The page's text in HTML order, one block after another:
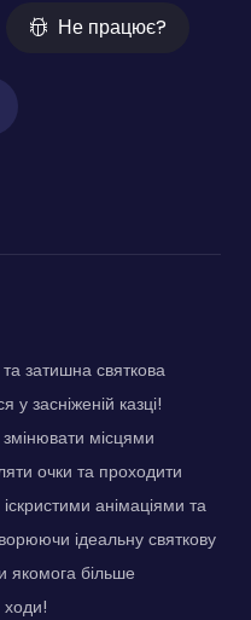
Не працює?
затишна святкова
у засніженій казці!
місцями
очки та проходити
анімаціями та
ідеальну святкову
більше
ходи!